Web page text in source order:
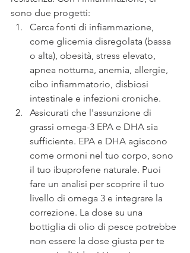
sono due progetti:
Cerca fonti di infiammazione,
come glicemia disregolata (bassa
o alta), obesità, stress elevato,
apnea notturna, anemia, allergie,
cibo infiammatorio, disbiosi
intestinale e infezioni croniche.
Assicurati che l'assunzione di
grassi omega-3 EPA e DHA sia
sufficiente. EPA e DHA agiscono
come ormoni nel tuo corpo, sono
il tuo ibuprofene naturale. Puoi
fare un analisi per scoprire il tuo
livello di omega 3 e integrare la
correzione. La dose su una
bottiglia di olio di pesce potrebbe
non essere la dose giusta per te